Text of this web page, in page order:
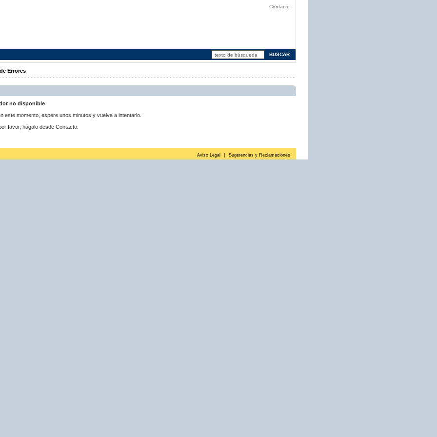
Contacto
Errores
no disponible
este momento, espere unos minutos y vuelva a intentarlo.
favor, hágalo desde Contacto.
Aviso Legal Sugerencias y Reclamaciones